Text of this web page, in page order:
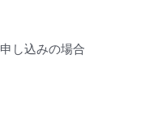
し込みの場合